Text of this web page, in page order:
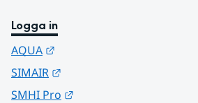
Logga in
AQUA
SIMAIR
SMHI Pro